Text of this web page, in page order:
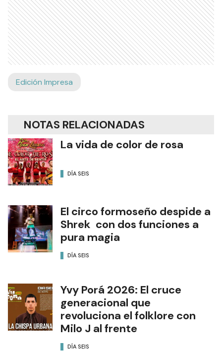
Edición Impresa
NOTAS RELACIONADAS
La vida de color de rosa
DÍA SEIS
El circo formoseño despide a
Shrek con dos funciones a
pura magia
DÍA SEIS
Yvy Porá 2026: El cruce
generacional que
revoluciona el folklore con
Milo J al frente
DÍA SEIS